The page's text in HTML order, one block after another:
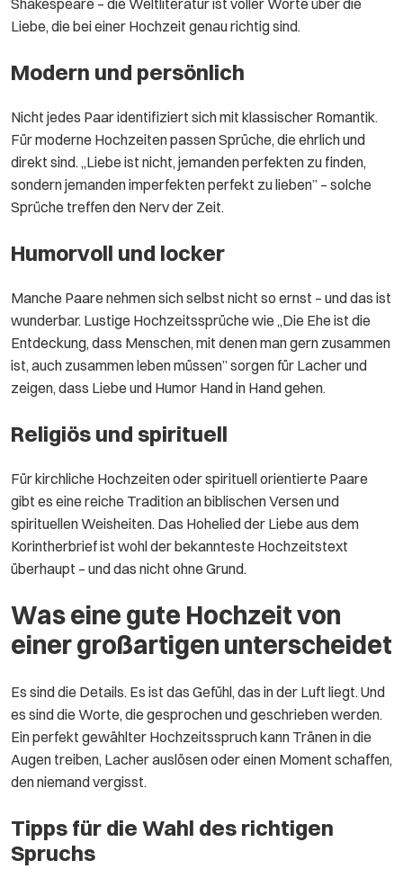
Liebe, die bei einer Hochzeit genau richtig sind.
Modern und persönlich
Nicht jedes Paar identifiziert sich mit klassischer Romantik.
Für moderne Hochzeiten passen Sprüche, die ehrlich und
direkt sind. „Liebe ist nicht, jemanden perfekten zu finden,
sondern jemanden imperfekten perfekt zu lieben” – solche
Sprüche treffen den Nerv der Zeit.
Humorvoll und locker
Manche Paare nehmen sich selbst nicht so ernst – und das ist
wunderbar. Lustige Hochzeitssprüche wie „Die Ehe ist die
Entdeckung, dass Menschen, mit denen man gern zusammen
ist, auch zusammen leben müssen” sorgen für Lacher und
zeigen, dass Liebe und Humor Hand in Hand gehen.
Religiös und spirituell
Für kirchliche Hochzeiten oder spirituell orientierte Paare
gibt es eine reiche Tradition an biblischen Versen und
spirituellen Weisheiten. Das Hohelied der Liebe aus dem
Korintherbrief ist wohl der bekannteste Hochzeitstext
überhaupt – und das nicht ohne Grund.
Was eine gute Hochzeit von
einer großartigen unterscheidet
Es sind die Details. Es ist das Gefühl, das in der Luft liegt. Und
es sind die Worte, die gesprochen und geschrieben werden.
Ein perfekt gewählter Hochzeitsspruch kann Tränen in die
Augen treiben, Lacher auslösen oder einen Moment schaffen,
den niemand vergisst.
Tipps für die Wahl des richtigen
Spruchs